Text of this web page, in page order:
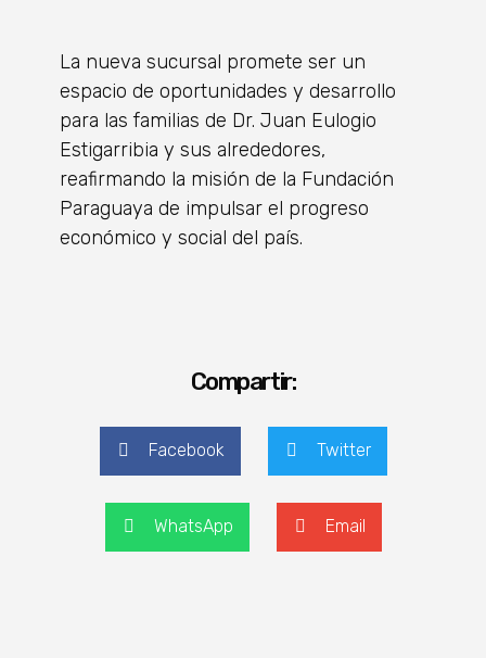
La nueva sucursal promete ser un
espacio de oportunidades y desarrollo
para las familias de Dr. Juan Eulogio
Estigarribia y sus alrededores,
reafirmando la misión de la Fundación
Paraguaya de impulsar el progreso
económico y social del país.
Compartir:
Facebook Twitter
WhatsApp Email